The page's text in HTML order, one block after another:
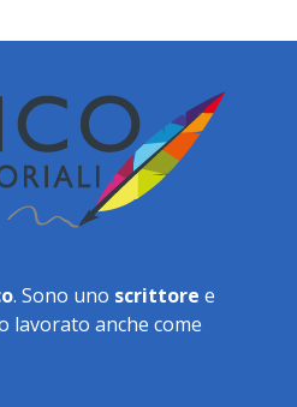
. Sono uno scrittore e
lavorato anche come